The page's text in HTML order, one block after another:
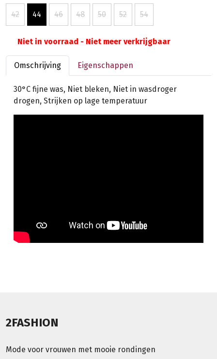
42 44 46 48 50 52 54
Niet in voorraad - Niet meer verkrijgbaar
Omschrijving Eigenschappen
30°C fijne was, Niet bleken, Niet in wasdroger
drogen, Strijken op lage temperatuur
2FASHION
Mode voor vrouwen met mooie rondingen